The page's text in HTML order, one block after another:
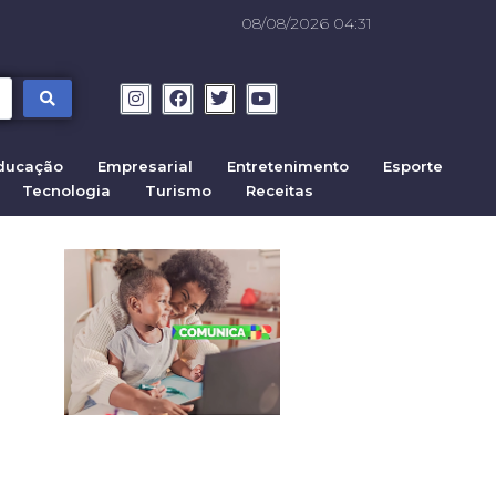
08/08/2026 04:31
Empresarial Entretenimento
Esporte
Tecnologia Turismo Receitas